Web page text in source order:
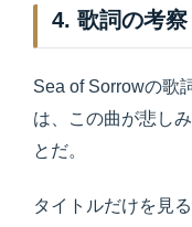
4. 歌詞の考察
Sea of Sorrowの歌
は、この曲が悲し
とだ。
タイトルだけを見